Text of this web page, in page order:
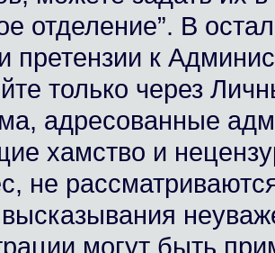
отделение”. В
претензии к
только через
адресованные
хамство и
не
могут быть